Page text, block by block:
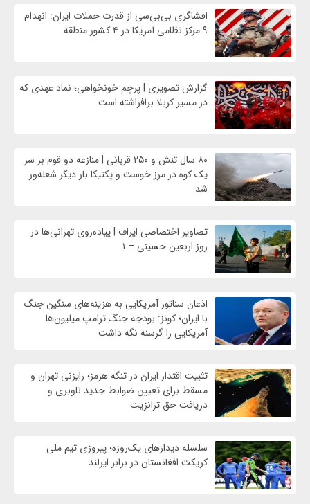
افشاگری بی‌بی‌سی از قدرت حملات ایران: انهدام
۹ مرکز نظامی آمریکا در ۴ کشور منطقه
گزارش تصویری | پرچم خونخواهی؛ نماد عهدی که
در مسیر کربلا برافراشته است
۸۰ سال تنش و ۲۵۰ قربانی | منازعه دو قوم بر سر
یک کوه در مرز خوست و پکتیکا بار دیگر شعله‌ور
شد
تصاویر اختصاصی ایراف | پیاده‌روی تهرانی‌ها در
روز اربعین حسینی – ۱
اذعان سناتور آمریکایی به هزینه‌های سنگین جنگ
با ایران؛ کونز: بودجه جنگ ترامپ میلیون‌ها
آمریکایی را گرسنه نگه داشت
تثبیت اقتدار ایران در تنگه هرمز؛ رایزنی تهران و
مسقط برای تعیین ضوابط جدید ناوبری و
دریافت حق ترانزیت
سلسله دیدارهای یک‌روزه؛ پیروزی تیم ملی
کریکت افغانستان در برابر ایرلند